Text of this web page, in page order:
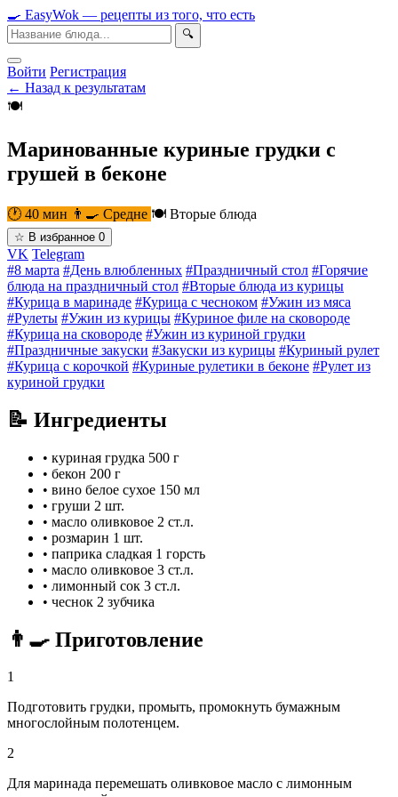
🍳 EasyWok — рецепты из того, что есть
🔍
Войти Регистрация
← Назад к результатам
🍽
Маринованные куриные грудки с
грушей в беконе
🕐 40 мин 👨‍🍳 Средне 🍽 Вторые блюда
☆ В избранное 0
VK Telegram
#8 марта #День влюбленных #Праздничный стол #Горячие
блюда на праздничный стол #Вторые блюда из курицы
#Курица в маринаде #Курица с чесноком #Ужин из мяса
#Рулеты #Ужин из курицы #Куриное филе на сковороде
#Курица на сковороде #Ужин из куриной грудки
#Праздничные закуски #Закуски из курицы #Куриный рулет
#Курица с корочкой #Куриные рулетики в беконе #Рулет из
куриной грудки
📝 Ингредиенты
• куриная грудка 500 г
• бекон 200 г
• вино белое сухое 150 мл
• груши 2 шт.
• масло оливковое 2 ст.л.
• розмарин 1 шт.
• паприка сладкая 1 горсть
• масло оливковое 3 ст.л.
• лимонный сок 3 ст.л.
• чеснок 2 зубчика
👨‍🍳 Приготовление
1
Подготовить грудки, промыть, промокнуть бумажным
многослойным полотенцем.
2
Для маринада перемешать оливковое масло с лимонным